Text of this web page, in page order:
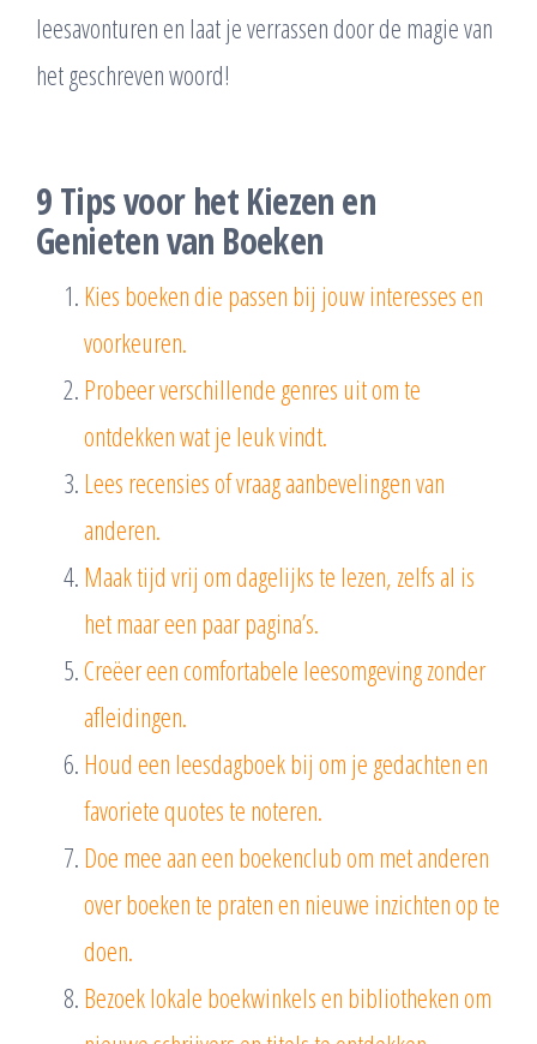
leesavonturen en laat je verrassen door de magie van
het geschreven woord!
9 Tips voor het Kiezen en
Genieten van Boeken
Kies boeken die passen bij jouw interesses en
voorkeuren.
Probeer verschillende genres uit om te
ontdekken wat je leuk vindt.
Lees recensies of vraag aanbevelingen van
anderen.
Maak tijd vrij om dagelijks te lezen, zelfs al is
het maar een paar pagina’s.
Creëer een comfortabele leesomgeving zonder
afleidingen.
Houd een leesdagboek bij om je gedachten en
favoriete quotes te noteren.
Doe mee aan een boekenclub om met anderen
over boeken te praten en nieuwe inzichten op te
doen.
Bezoek lokale boekwinkels en bibliotheken om